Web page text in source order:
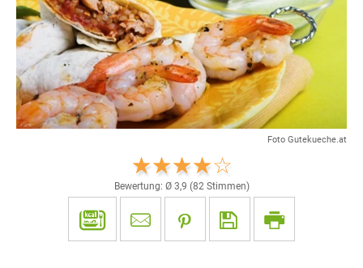
Foto Gutekueche.at
Bewertung: Ø 3,9 (82Stimmen)